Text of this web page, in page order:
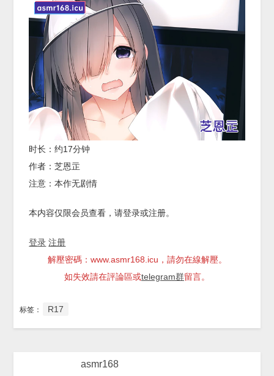
时长：约17分钟
作者：芝恩㱏
注意：本作无剧情
本内容仅限会员查看，请登录或注册。
登录 注册
解壓密碼：www.asmr168.icu，請勿在線解壓。
如失效請在評論區或telegram群留言。
标签： R17
asmr168